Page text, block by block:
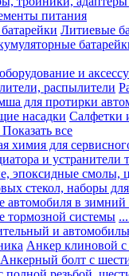
питания
Литиевые
и
распылители
для протирки
насадки Салфетки
Показать все
химия для
и устранители
эпоксидные смолы,
стекол, наборы
автомобиля в зимний
тормозной системы
и
Анкер клиновой с
Анкерный болт с